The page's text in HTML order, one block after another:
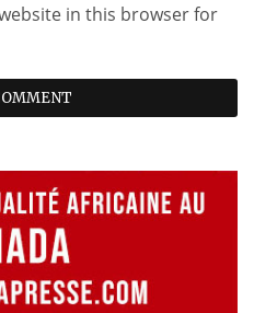
in this browser for